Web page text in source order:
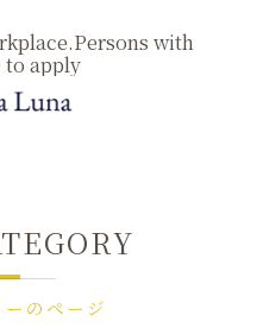
with
to apply
のページ